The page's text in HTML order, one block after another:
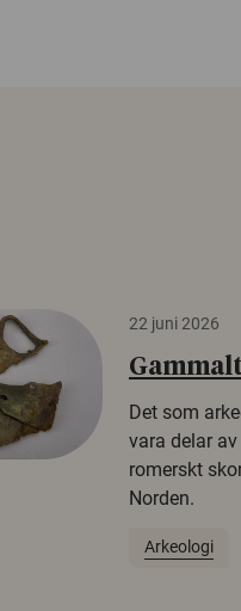
22 juni 2026
Det som
vara delar
romerskt
Norden.
Arkeologi